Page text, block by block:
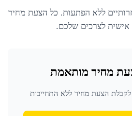
ללא הפתעות. כל הצעת מחיר
לצרכים שלכם.
מחיר מותאמת
הצעת מחיר ללא התחייבות